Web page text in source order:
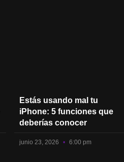
Estás usando mal tu
iPhone: 5 funciones que
deberías conocer
junio 23, 2026 6:00 pm